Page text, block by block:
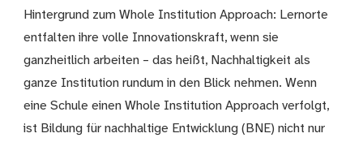
Hintergrund zum Whole Institution Approach: Lernorte
entfalten ihre volle Innovationskraft, wenn sie
ganzheitlich arbeiten – das heißt, Nachhaltigkeit als
ganze Institution rundum in den Blick nehmen. Wenn
eine Schule einen Whole Institution Approach verfolgt,
ist Bildung für nachhaltige Entwicklung (BNE) nicht nur